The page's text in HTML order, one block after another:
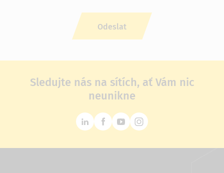
Sledujte nás na sítích, ať Vám nic
neunikne